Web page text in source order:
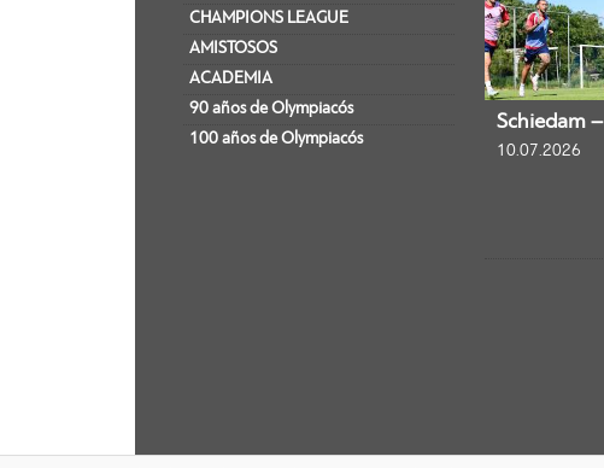
CHAMPIONS LEAGUE
AMISTOSOS
ACADEMIA
90 años de Olympiacós
100 años de Olympiacós
Schiedam
10.07.2026